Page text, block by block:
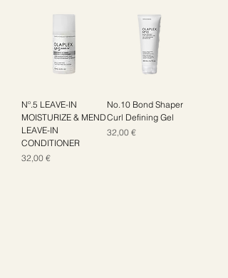
Nº.5 LEAVE-IN
MOISTURIZE & MEND
LEAVE-IN
CONDITIONER
Цена
32,00 €
No.10 Bond Shaper
Curl Defining Gel
Цена
32,00 €